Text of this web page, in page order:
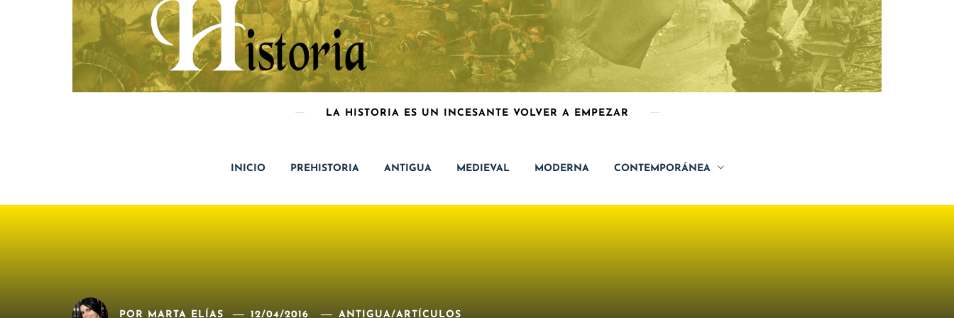
LA HISTORIA ES UN INCESANTE VOLVER A EMPEZAR
INICIO PREHISTORIA ANTIGUA MEDIEVAL MODERNA CONTEMPORÁNEA
POR MARTA ELÍAS 12/04/2016 ANTIGUA/ARTÍCULOS